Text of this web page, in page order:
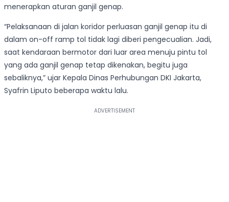
menerapkan aturan ganjil genap.
“Pelaksanaan di jalan koridor perluasan ganjil genap itu di
dalam on-off ramp tol tidak lagi diberi pengecualian. Jadi,
saat kendaraan bermotor dari luar area menuju pintu tol
yang ada ganjil genap tetap dikenakan, begitu juga
sebaliknya,” ujar Kepala Dinas Perhubungan DKI Jakarta,
Syafrin Liputo beberapa waktu lalu.